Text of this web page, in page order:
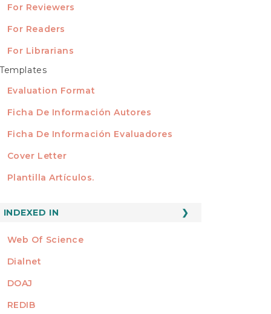
For Reviewers
For Readers
For Librarians
TEMPLATES
Evaluation Format
Ficha De Información Autores
Ficha De Información Evaluadores
Cover Letter
Plantilla Artículos.
INDEXED IN
Web Of Science
Dialnet
DOAJ
REDIB